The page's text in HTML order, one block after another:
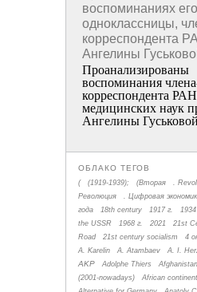
воспоминаниях его
одноклассницы,
корреспондента
Ангелины
Проанализированы
воспоминания
корреспондента
медицинских наук
Ангелины
ОБЛАКО ТЕГОВ
( (1919-1939); (Вторая .
Революция
. Цифровая
года
18th century 1917 г.
the USSR
1968 г. 2021
21st
Road
21st century socialism 4
A. Karelin
A. Atambaev A. I.
AKP Adolphe Thiers Afghanistan
(2001-nowadays)
African continent